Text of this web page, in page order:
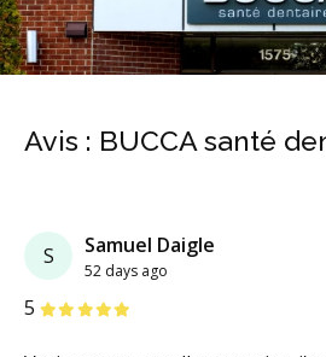
Avis : BUCCA santé
S Samuel Daigle
52 days ago
5 étoiles
étoiles
étoiles
étoiles
étoiles